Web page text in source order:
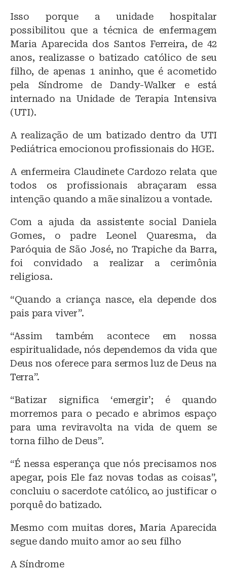
y
o
o
k
p
p
Isso porque a unidade hospitalar
possibilitou que a técnica de enfermagem
Maria Aparecida dos Santos Ferreira, de 42
anos, realizasse o batizado católico de seu
filho, de apenas 1 aninho, que é acometido
pela Síndrome de Dandy-Walker e está
internado na Unidade de Terapia Intensiva
(UTI).
A realização de um batizado dentro da UTI
Pediátrica emocionou profissionais do HGE.
A enfermeira Claudinete Cardozo relata que
todos os profissionais abraçaram essa
intenção quando a mãe sinalizou a vontade.
Com a ajuda da assistente social Daniela
Gomes, o padre Leonel Quaresma, da
Paróquia de São José, no Trapiche da Barra,
foi convidado a realizar a cerimônia
religiosa.
“Quando a criança nasce, ela depende dos
pais para viver”.
“Assim também acontece em nossa
espiritualidade, nós dependemos da vida que
Deus nos oferece para sermos luz de Deus na
Terra”.
“Batizar significa ‘emergir’; é quando
morremos para o pecado e abrimos espaço
para uma reviravolta na vida de quem se
torna filho de Deus”.
“É nessa esperança que nós precisamos nos
apegar, pois Ele faz novas todas as coisas”,
concluiu o sacerdote católico, ao justificar o
porquê do batizado.
Mesmo com muitas dores, Maria Aparecida
segue dando muito amor ao seu filho
A Síndrome